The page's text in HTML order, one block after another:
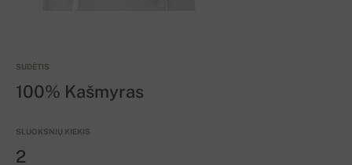
SUDĖTIS
100% Kašmyras
SLUOKSNIŲ KIEKIS
2